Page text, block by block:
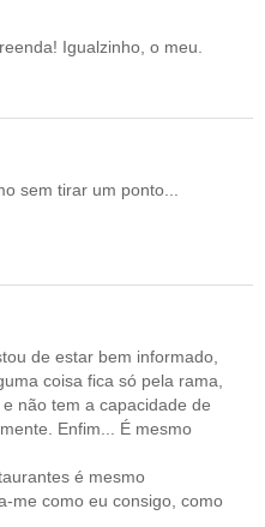
Igualzinho, o meu.
sem tirar um ponto...
de estar bem informado,
coisa fica só pela rama,
não tem a capacidade de
Enfim... É mesmo
é mesmo
me como eu consigo, como